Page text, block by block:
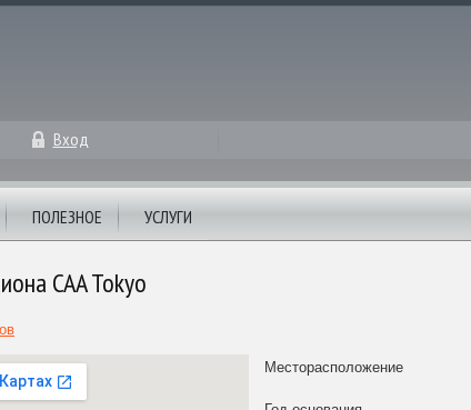
Вход
ПОЛЕЗНОЕ УСЛУГИ
CAA Tokyo
Месторасположение